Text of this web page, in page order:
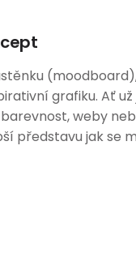
grafiku. Ať
weby
představu jak se